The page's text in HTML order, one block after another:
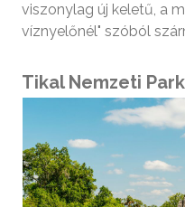
viszonylag új keletű, a
víznyelőnél" szóból
Tikal Nemzeti Park